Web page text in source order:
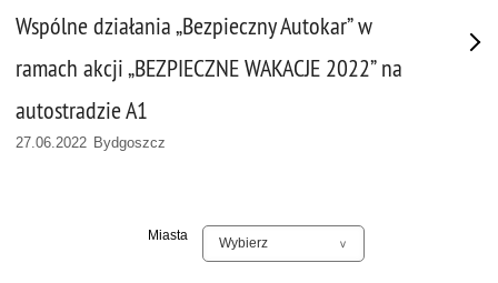
Wspólne działania „Bezpieczny Autokar” w
ramach akcji „BEZPIECZNE WAKACJE 2022” na
autostradzie A1
27.06.2022 Bydgoszcz
Miasta